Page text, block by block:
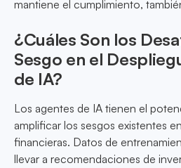
mantiene el cumplimiento,
¿Cuáles Son los
Sesgo en el
de IA?
Los agentes de IA tienen el
amplificar los sesgos existentes
financieras. Datos de
llevar a recomendaciones de